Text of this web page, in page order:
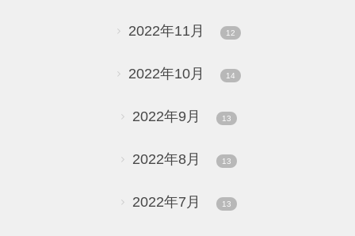
2022年11月 12
2022年10月 14
2022年9月 13
2022年8月 13
2022年7月 13